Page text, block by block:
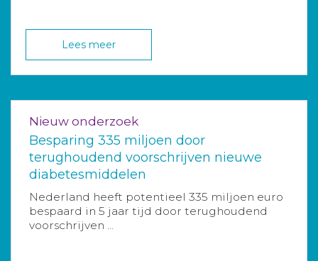
Lees meer
Nieuw onderzoek
Besparing 335 miljoen door
terughoudend voorschrijven nieuwe
diabetesmiddelen
Nederland heeft potentieel 335 miljoen euro
bespaard in 5 jaar tijd door terughoudend
voorschrijven ...